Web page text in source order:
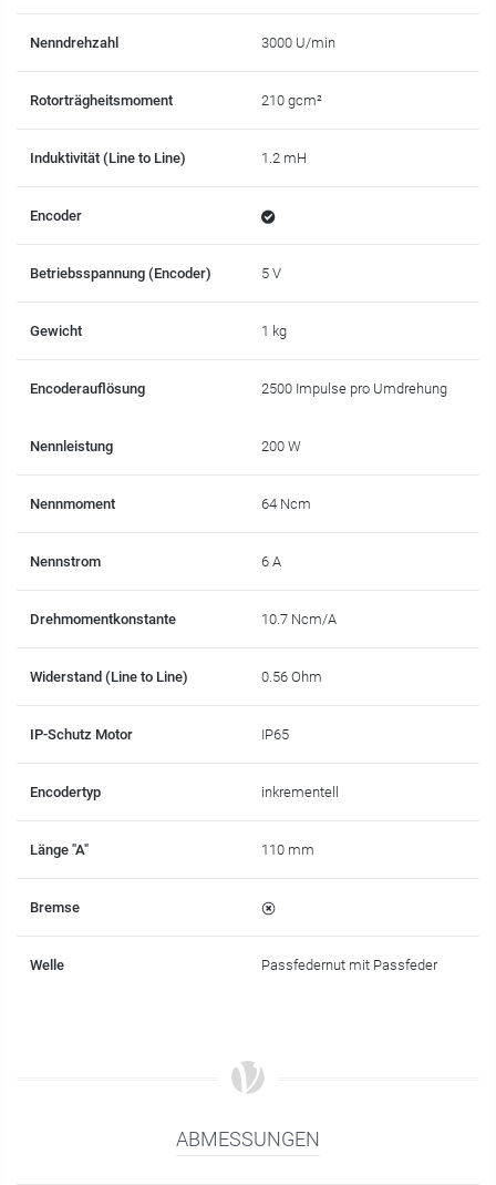
Nenndrehzahl 3000 U/min
Rotorträgheitsmoment 210 gcm²
Induktivität (Line to Line) 1.2 mH
Encoder
Betriebsspannung (Encoder) 5 V
Gewicht 1 kg
Encoderauflösung 2500 Impulse pro Umdrehung
Nennleistung 200 W
Nennmoment 64 Ncm
Nennstrom 6 A
Drehmomentkonstante 10.7 Ncm/A
Widerstand (Line to Line) 0.56 Ohm
IP-Schutz Motor IP65
Encodertyp inkrementell
Länge "A" 110 mm
Bremse
Welle Passfedernut mit Passfeder
ABMESSUNGEN